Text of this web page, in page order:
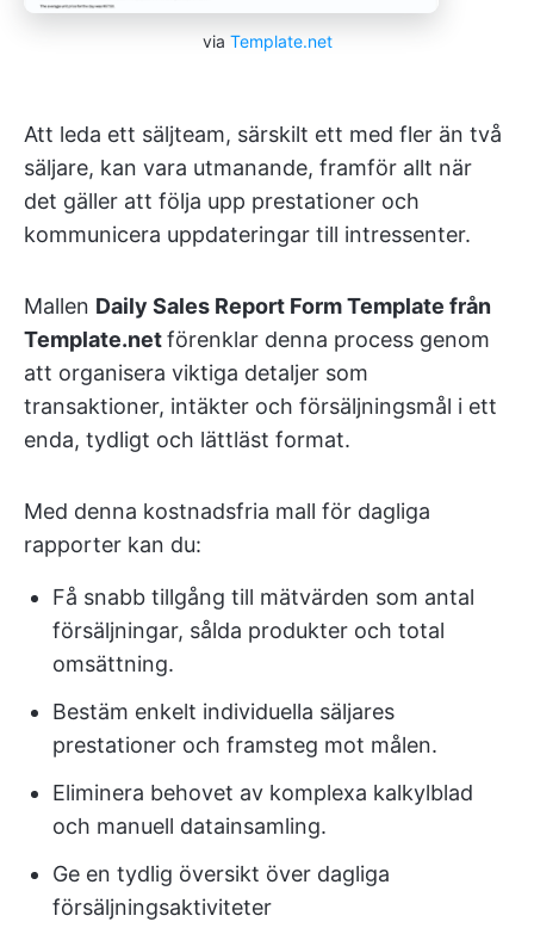
via Template.net
Att leda ett säljteam, särskilt ett med fler än två
säljare, kan vara utmanande, framför allt när
det gäller att följa upp prestationer och
kommunicera uppdateringar till intressenter.
Mallen Daily Sales Report Form Template från
Template.netförenklar denna process genom
att organisera viktiga detaljer som
transaktioner, intäkter och försäljningsmål i ett
enda, tydligt och lättläst format.
Med denna kostnadsfria mall för dagliga
rapporter kan du:
Få snabb tillgång till mätvärden som antal
försäljningar, sålda produkter och total
omsättning.
Bestäm enkelt individuella säljares
prestationer och framsteg mot målen.
Eliminera behovet av komplexa kalkylblad
och manuell datainsamling.
Ge en tydlig översikt över dagliga
försäljningsaktiviteter